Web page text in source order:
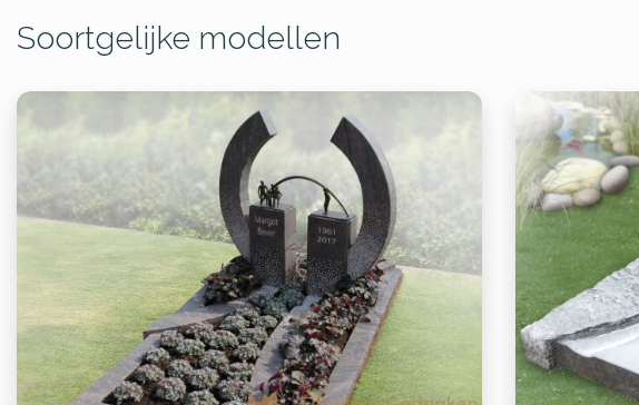
Soortgelijke modellen